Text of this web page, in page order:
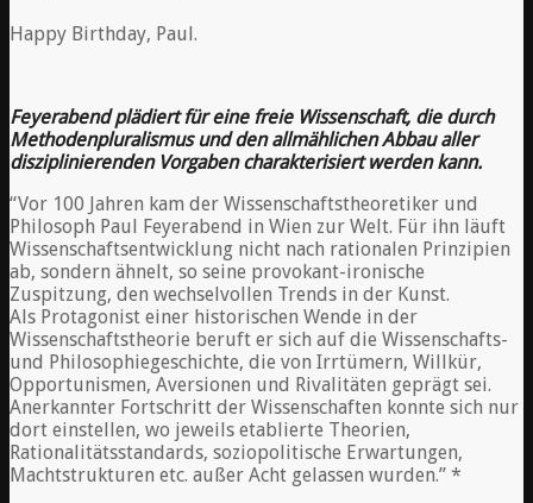
Happy Birthday, Paul.
Feyerabend plädiert für eine freie Wissenschaft, die durch
Methodenpluralismus und den allmählichen Abbau aller
disziplinierenden Vorgaben charakterisiert werden kann.
“Vor 100 Jahren kam der Wissenschaftstheoretiker und
Philosoph Paul Feyerabend in Wien zur Welt. Für ihn läuft
Wissenschaftsentwicklung nicht nach rationalen Prinzipien
ab, sondern ähnelt, so seine provokant-ironische
Zuspitzung, den wechselvollen Trends in der Kunst.
Als Protagonist einer historischen Wende in der
Wissenschaftstheorie beruft er sich auf die Wissenschafts-
und Philosophiegeschichte, die von Irrtümern, Willkür,
Opportunismen, Aversionen und Rivalitäten geprägt sei.
Anerkannter Fortschritt der Wissenschaften konnte sich nur
dort einstellen, wo jeweils etablierte Theorien,
Rationalitätsstandards, soziopolitische Erwartungen,
Machtstrukturen etc. außer Acht gelassen wurden.” *